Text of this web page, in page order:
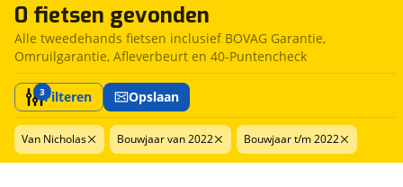
0 fietsen gevonden
Alle tweedehands fietsen inclusief BOVAG Garantie,
Omruilgarantie, Afleverbeurt en 40-Puntencheck
3Filteren Opslaan
Van Nicholas Bouwjaar van 2022 Bouwjaar t/m 2022